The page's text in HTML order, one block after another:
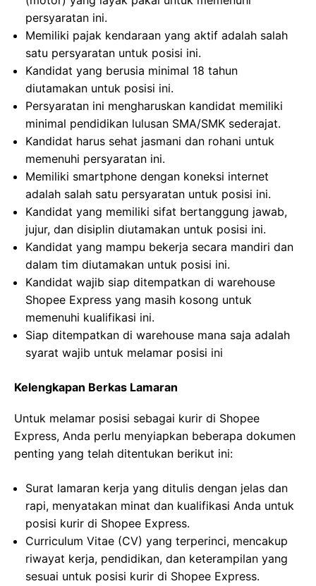
persyaratan ini.
Memiliki pajak kendaraan yang aktif adalah salah
satu persyaratan untuk posisi ini.
Kandidat yang berusia minimal 18 tahun
diutamakan untuk posisi ini.
Persyaratan ini mengharuskan kandidat memiliki
minimal pendidikan lulusan SMA/SMK sederajat.
Kandidat harus sehat jasmani dan rohani untuk
memenuhi persyaratan ini.
Memiliki smartphone dengan koneksi internet
adalah salah satu persyaratan untuk posisi ini.
Kandidat yang memiliki sifat bertanggung jawab,
jujur, dan disiplin diutamakan untuk posisi ini.
Kandidat yang mampu bekerja secara mandiri dan
dalam tim diutamakan untuk posisi ini.
Kandidat wajib siap ditempatkan di warehouse
Shopee Express yang masih kosong untuk
memenuhi kualifikasi ini.
Siap ditempatkan di warehouse mana saja adalah
syarat wajib untuk melamar posisi ini
Kelengkapan Berkas Lamaran
Untuk melamar posisi sebagai kurir di Shopee
Express, Anda perlu menyiapkan beberapa dokumen
penting yang telah ditentukan berikut ini:
Surat lamaran kerja yang ditulis dengan jelas dan
rapi, menyatakan minat dan kualifikasi Anda untuk
posisi kurir di Shopee Express.
Curriculum Vitae (CV) yang terperinci, mencakup
riwayat kerja, pendidikan, dan keterampilan yang
sesuai untuk posisi kurir di Shopee Express.